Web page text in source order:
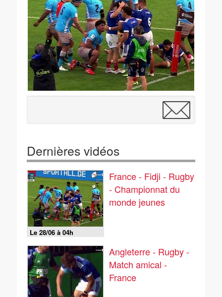
Dernières vidéos
Le 28/06 à 04h
France - Fidji - Rugby
- Championnat du
monde jeunes
Angleterre - Rugby -
Match amical -
France